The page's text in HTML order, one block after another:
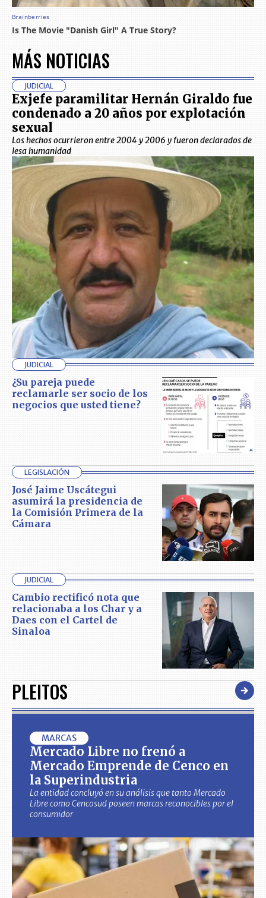
MÁS NOTICIAS
JUDICIAL
Exjefe paramilitar Hernán Giraldo fue
condenado a 20 años por explotación
sexual
Los hechos ocurrieron entre 2004 y 2006 y fueron declarados de
lesa humanidad
JUDICIAL
¿Su pareja puede
reclamarle ser socio de los
negocios que usted tiene?
LEGISLACIÓN
José Jaime Uscátegui
asumirá la presidencia de
la Comisión Primera de la
Cámara
JUDICIAL
Cambio rectificó nota que
relacionaba a los Char y a
Daes con el Cartel de
Sinaloa
PLEITOS
MARCAS
Mercado Libre no frenó a
Mercado Emprende de Cenco en
la Superindustria
La entidad concluyó en su análisis que tanto Mercado
Libre como Cencosud poseen marcas reconocibles por el
consumidor